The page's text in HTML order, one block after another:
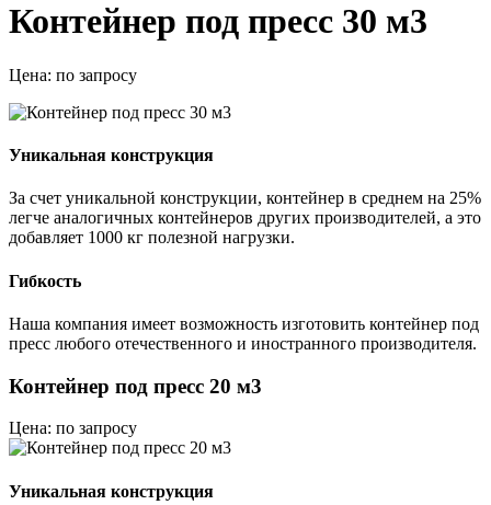
Контейнер под пресс 30 м3
Цена: по запросу
Уникальная конструкция
За счет уникальной конструкции, контейнер в среднем на 25%
легче аналогичных контейнеров других производителей, а это
добавляет 1000 кг полезной нагрузки.
Гибкость
Наша компания имеет возможность изготовить контейнер под
пресс любого отечественного и иностранного производителя.
Контейнер под пресс 20 м3
Цена: по запросу
Уникальная конструкция